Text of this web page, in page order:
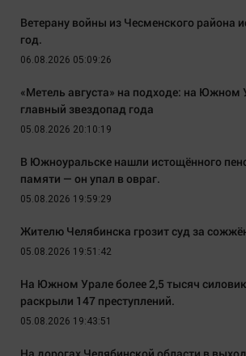
Ветерану войны из Чесменского района
год.
06.08.2026 05:09:26
«Метель августа» на подходе: на Южном
главный звездопад года
05.08.2026 20:10:19
В Южноуральске нашли истощённого
памяти — он упал в овраг.
05.08.2026 19:59:29
Жителю Челябинска грозит суд за
05.08.2026 19:51:42
На Южном Урале более 2,5 тысяч
раскрыли 147 преступлений.
05.08.2026 19:43:51